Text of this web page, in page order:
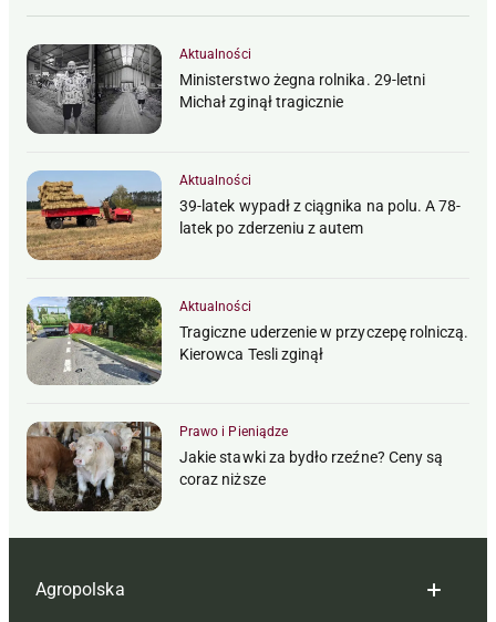
Aktualności
Ministerstwo żegna rolnika. 29-letni
Michał zginął tragicznie
Aktualności
39-latek wypadł z ciągnika na polu. A 78-
latek po zderzeniu z autem
Aktualności
Tragiczne uderzenie w przyczepę rolniczą.
Kierowca Tesli zginął
Prawo i Pieniądze
Jakie stawki za bydło rzeźne? Ceny są
coraz niższe
Agropolska